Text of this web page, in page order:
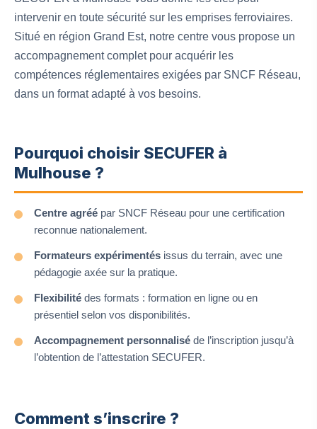
intervenir en toute sécurité sur les emprises ferroviaires.
Situé en région Grand Est, notre centre vous propose un
accompagnement complet pour acquérir les
compétences réglementaires exigées par SNCF Réseau,
dans un format adapté à vos besoins.
Pourquoi choisir SECUFER à
Mulhouse ?
Centre agréé par SNCF Réseau pour une certification
reconnue nationalement.
Formateurs expérimentés issus du terrain, avec une
pédagogie axée sur la pratique.
Flexibilité des formats : formation en ligne ou en
présentiel selon vos disponibilités.
Accompagnement personnalisé de l’inscription jusqu’à
l’obtention de l’attestation SECUFER.
Comment s’inscrire ?